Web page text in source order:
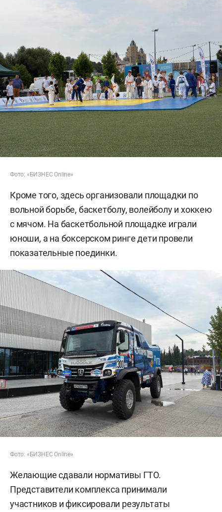
Фото: «БИЗНЕС Online»
Кроме того, здесь организовали площадки по
вольной борьбе, баскетболу, волейболу и хоккею
с мячом. На баскетбольной площадке играли
юноши, а на боксерском ринге дети провели
показательные поединки.
Фото: «БИЗНЕС Online»
Желающие сдавали нормативы ГТО.
Представители комплекса принимали
участников и фиксировали результаты